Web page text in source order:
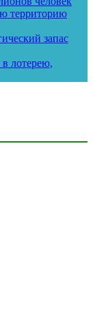
территорию
запас
лотерею,